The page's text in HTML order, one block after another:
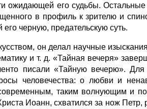
его судьбы.
в профиль к зрителю и
черную, предательскую суть.
он делал научные
и т. д. «Тайная вечеря»
писали «Тайную вечерю».
человечества: о любви и
таким волнующим и
Иоанн, схватился за нож